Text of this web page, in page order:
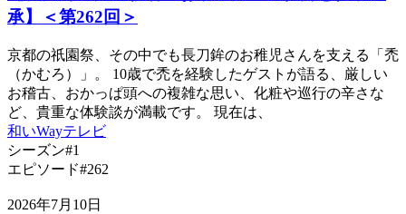
承】＜第262回＞
京都の祇園祭、その中でも長刀鉾のお稚児さんを支える「禿
（かむろ）」。 10歳で禿を経験したゲストが語る、厳しい
お稽古、おかっぱ頭への複雑な思い、化粧や巡行の辛さな
ど、貴重な体験談が満載です。 現在は、
和いWayテレビ
シーズン#1
エピソード#262
2026年7月10日